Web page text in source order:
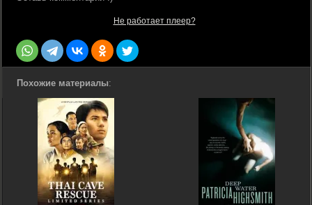
Не работает плеер?
Похожие материалы: